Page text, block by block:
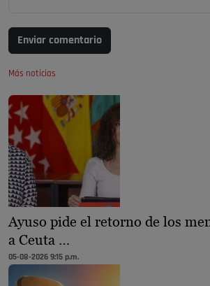
Enviar comentario
Más noticias
Ayuso pide el retorno de los
a Ceuta …
05-08-2026 9:15 p.m.